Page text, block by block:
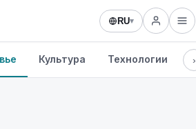
RU▾
Культура Технологии ›